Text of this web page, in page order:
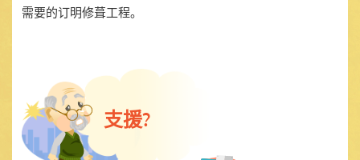
需要的订明修葺工程。
支援?